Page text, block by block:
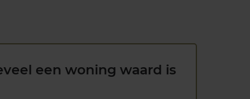
een woning waard is